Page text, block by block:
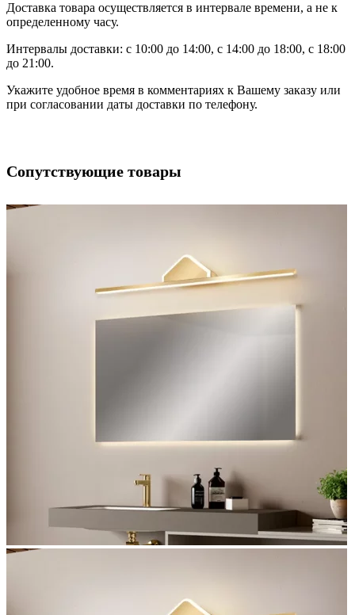
Доставка товара осуществляется в интервале времени, а не к
определенному часу.
Интервалы доставки: с 10:00 до 14:00, с 14:00 до 18:00, с 18:00
до 21:00.
Укажите удобное время в комментариях к Вашему заказу или
при согласовании даты доставки по телефону.
Сопутствующие товары